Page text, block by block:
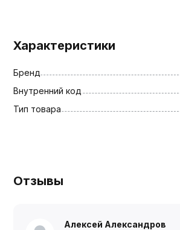
Характеристики
Бренд
Внутренний код
Тип товара
Отзывы
Алексей Александров